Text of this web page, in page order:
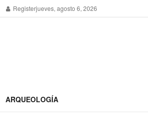
Registerjueves, agosto 6, 2026
ARQUEOLOGÍA